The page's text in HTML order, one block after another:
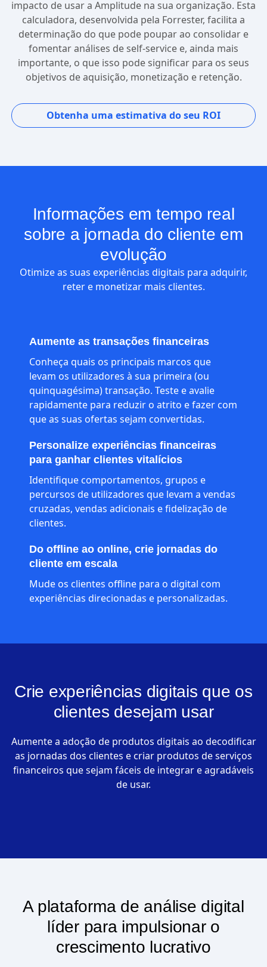
impacto de usar a Amplitude na sua organização. Esta
calculadora, desenvolvida pela Forrester, facilita a
determinação do que pode poupar ao consolidar e
fomentar análises de self-service e, ainda mais
importante, o que isso pode significar para os seus
objetivos de aquisição, monetização e retenção.
Obtenha uma estimativa do seu ROI
Informações em tempo real
sobre a jornada do cliente em
evolução
Otimize as suas experiências digitais para adquirir,
reter e monetizar mais clientes.
Aumente as transações financeiras
Conheça quais os principais marcos que
levam os utilizadores à sua primeira (ou
quinquagésima) transação. Teste e avalie
rapidamente para reduzir o atrito e fazer com
que as suas ofertas sejam convertidas.
Personalize experiências financeiras
para ganhar clientes vitalícios
Identifique comportamentos, grupos e
percursos de utilizadores que levam a vendas
cruzadas, vendas adicionais e fidelização de
clientes.
Do offline ao online, crie jornadas do
cliente em escala
Mude os clientes offline para o digital com
experiências direcionadas e personalizadas.
Crie experiências digitais que os
clientes desejam usar
Aumente a adoção de produtos digitais ao decodificar
as jornadas dos clientes e criar produtos de serviços
financeiros que sejam fáceis de integrar e agradáveis
de usar.
A plataforma de análise digital
líder para impulsionar o
crescimento lucrativo